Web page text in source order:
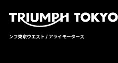
ンフ東京ウエスト / アライモータース